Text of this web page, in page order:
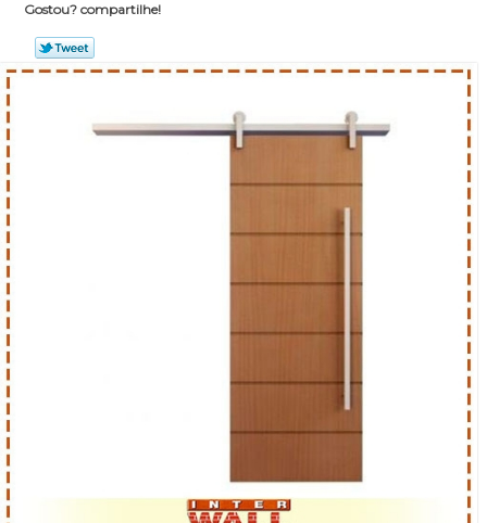
Gostou? compartilhe!